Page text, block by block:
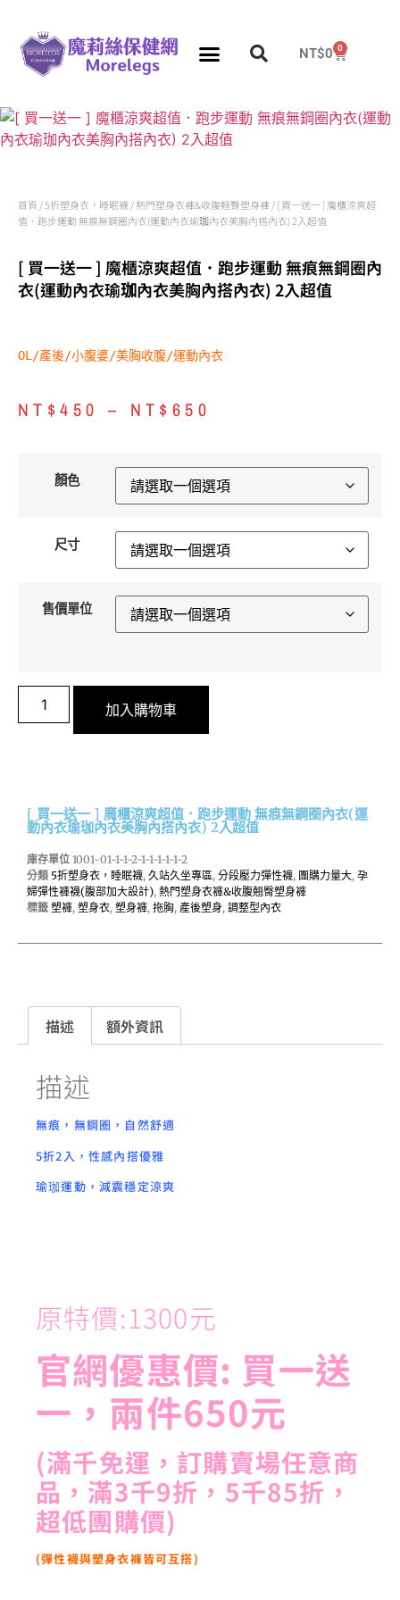
NT$0 0
首頁 /5折塑身衣，睡眠襪/熱門塑身衣褲&收腹翹臀塑身褲 / [ 買一送一 ] 魔櫃涼爽超
值．跑步運動 無痕無鋼圈內衣(運動內衣瑜珈內衣美胸內搭內衣) 2入超值
[ 買一送一 ] 魔櫃涼爽超值．跑步運動 無痕無鋼圈內
衣(運動內衣瑜珈內衣美胸內搭內衣) 2入超值
OL/產後/小腹婆/美胸收腹/運動內衣
NT$450 – NT$ 650
顏色
尺寸
售價單位
加入購物車
[ 買一送一 ] 魔櫃涼爽超值．跑步運動 無痕無鋼圈內衣(運
動內衣瑜珈內衣美胸內搭內衣) 2入超值
庫存單位 1001-01-1-1-2-1-1-1-1-1-2
分類 5折塑身衣，睡眠襪, 久站久坐專區, 分段壓力彈性襪, 團購力量大, 孕
婦彈性褲襪(腹部加大設計), 熱門塑身衣褲&收腹翹臀塑身褲
標籤 塑褲, 塑身衣, 塑身褲, 拖胸, 產後塑身, 調整型內衣
描述 額外資訊
描述
無痕，無鋼圈，自然舒適
5折2入，性感內搭優雅
瑜珈運動，減震穩定涼爽
原特價:1300元
官網優惠價: 買一送
一，兩件650元
(滿千免運，訂購賣場任意商
品，滿3千9折，5千85折，
超低團購價)
(彈性襪與塑身衣褲皆可互搭)